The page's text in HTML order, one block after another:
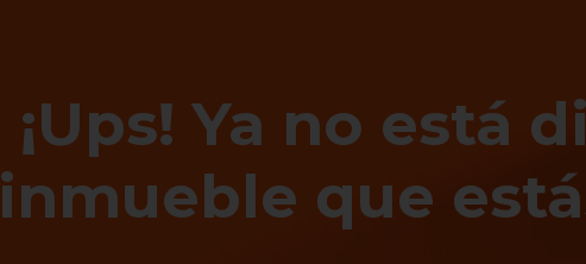
¡Ups! Ya no está
inmueble que